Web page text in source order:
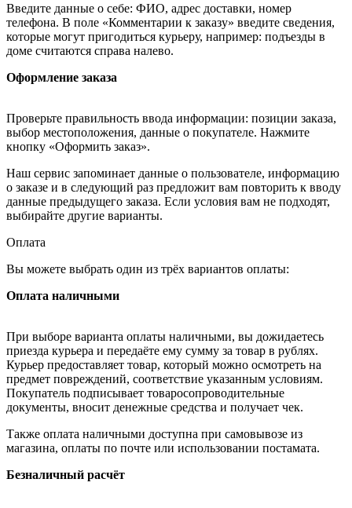
Введите данные о себе: ФИО, адрес доставки, номер
телефона. В поле «Комментарии к заказу» введите сведения,
которые могут пригодиться курьеру, например: подъезды в
доме считаются справа налево.
Оформление заказа
Проверьте правильность ввода информации: позиции заказа,
выбор местоположения, данные о покупателе. Нажмите
кнопку «Оформить заказ».
Наш сервис запоминает данные о пользователе, информацию
о заказе и в следующий раз предложит вам повторить к вводу
данные предыдущего заказа. Если условия вам не подходят,
выбирайте другие варианты.
Оплата
Вы можете выбрать один из трёх вариантов оплаты:
Оплата наличными
При выборе варианта оплаты наличными, вы дожидаетесь
приезда курьера и передаёте ему сумму за товар в рублях.
Курьер предоставляет товар, который можно осмотреть на
предмет повреждений, соответствие указанным условиям.
Покупатель подписывает товаросопроводительные
документы, вносит денежные средства и получает чек.
Также оплата наличными доступна при самовывозе из
магазина, оплаты по почте или использовании постамата.
Безналичный расчёт